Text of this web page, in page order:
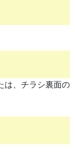
は、チラシ裏面の